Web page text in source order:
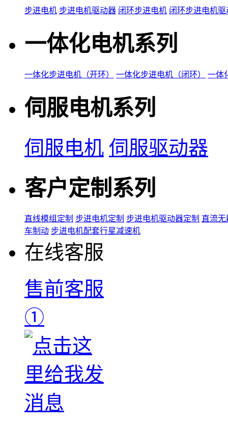
步进电机 步进电机驱动器 闭环步进电机 闭环步进电机驱
一体化电机系列
一体化步进电机（开环） 一体化步进电机（闭环） 一体
伺服电机系列
伺服电机 伺服驱动器
客户定制系列
直线模组定制 步进电机定制 步进电机驱动器定制 直流
车制动 步进电机配套行星减速机
在线客服
售前客服
①